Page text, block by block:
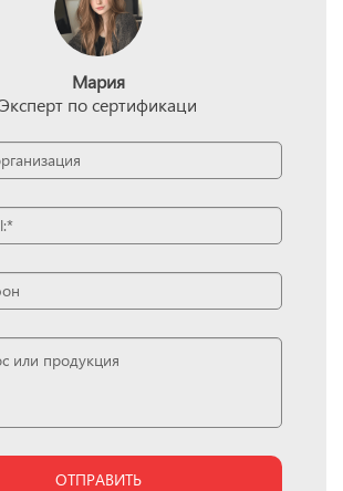
Мария
Эксперт по сертификаци
ОТПРАВИТЬ